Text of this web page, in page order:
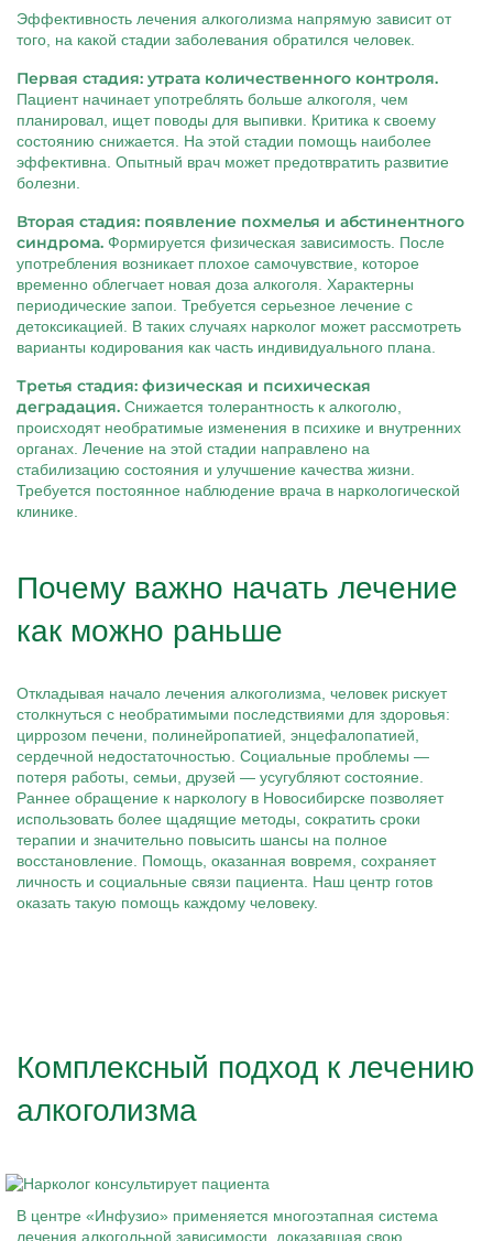
Эффективность лечения алкоголизма напрямую зависит от
того, на какой стадии заболевания обратился человек.
Первая стадия: утрата количественного контроля.
Пациент начинает употреблять больше алкоголя, чем
планировал, ищет поводы для выпивки. Критика к своему
состоянию снижается. На этой стадии помощь наиболее
эффективна. Опытный врач может предотвратить развитие
болезни.
Вторая стадия: появление похмелья и абстинентного
синдрома. Формируется физическая зависимость. После
употребления возникает плохое самочувствие, которое
временно облегчает новая доза алкоголя. Характерны
периодические запои. Требуется серьезное лечение с
детоксикацией. В таких случаях нарколог может рассмотреть
варианты кодирования как часть индивидуального плана.
Третья стадия: физическая и психическая
деградация. Снижается толерантность к алкоголю,
происходят необратимые изменения в психике и внутренних
органах. Лечение на этой стадии направлено на
стабилизацию состояния и улучшение качества жизни.
Требуется постоянное наблюдение врача в наркологической
клинике.
Почему важно начать лечение
как можно раньше
Откладывая начало лечения алкоголизма, человек рискует
столкнуться с необратимыми последствиями для здоровья:
циррозом печени, полинейропатией, энцефалопатией,
сердечной недостаточностью. Социальные проблемы —
потеря работы, семьи, друзей — усугубляют состояние.
Раннее обращение к наркологу в Новосибирске позволяет
использовать более щадящие методы, сократить сроки
терапии и значительно повысить шансы на полное
восстановление. Помощь, оказанная вовремя, сохраняет
личность и социальные связи пациента. Наш центр готов
оказать такую помощь каждому человеку.
Комплексный подход к лечению
алкоголизма
В центре «Инфузио» применяется многоэтапная система
лечения алкогольной зависимости, доказавшая свою